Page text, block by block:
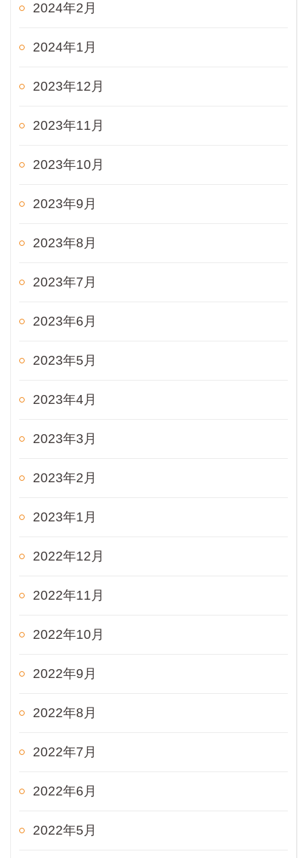
2024年2月
2024年1月
2023年12月
2023年11月
2023年10月
2023年9月
2023年8月
2023年7月
2023年6月
2023年5月
2023年4月
2023年3月
2023年2月
2023年1月
2022年12月
2022年11月
2022年10月
2022年9月
2022年8月
2022年7月
2022年6月
2022年5月